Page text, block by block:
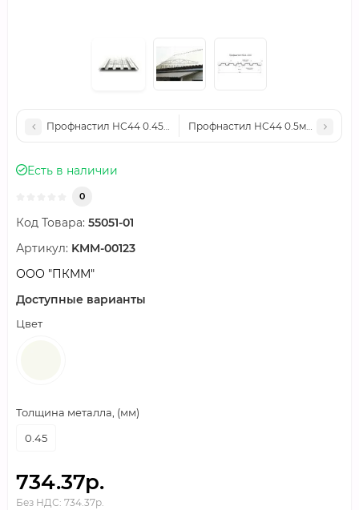
Профнастил НС44 0.45мм 1000 Полиэстер RAL9006
Профнастил НС44 0.5мм 1000
Есть в наличии
0
Код Товара: 55051-01
Артикул: KMM-00123
ООО "ПКММ"
Доступные варианты
Цвет
Толщина металла, (мм)
0.45
734.37р.
Без НДС: 734.37р.